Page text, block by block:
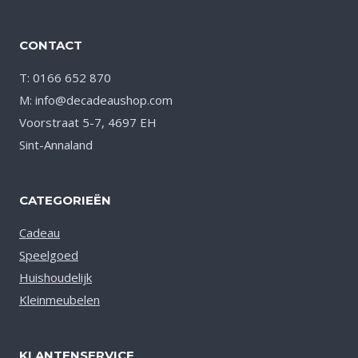
CONTACT
T: 0166 652 870
M: info@decadeaushop.com
Voorstraat 5-7, 4697 EH
Sint-Annaland
CATEGORIEËN
Cadeau
Speelgoed
Huishoudelijk
Kleinmeubelen